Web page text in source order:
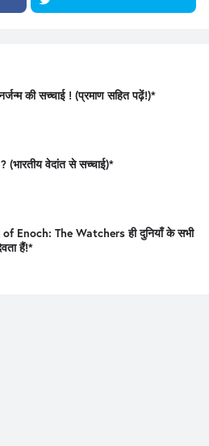
की सच्चाई ! (प्रमाण सहित पढ़ें!)*
(भारतीय वेदांत से सच्चाई)*
Enoch: The Watchers ही दुनियाँ के सभी
हैं!*